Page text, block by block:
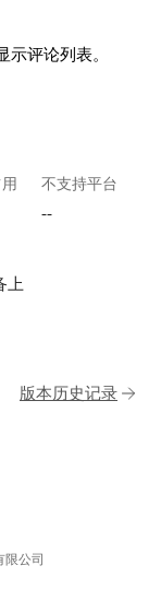
评论列表。
不支持平台
--
上
版本历史记录
限公司